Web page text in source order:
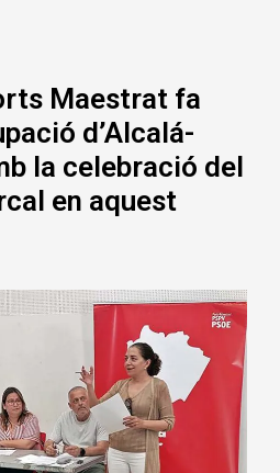
Maestrat fa
d’Alcalá-
la celebració del
en aquest